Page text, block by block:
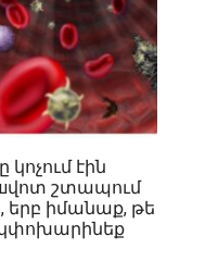
կոչում էին
շտապում
երբ իմանաք, թե
կփոխարինեք